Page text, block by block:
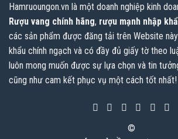
Hamruoungon.vn là một doanh nghiệp kinh
Rượu vang chính hãng, rượu mạnh nhập
các sản phẩm được đăng tải trên Website
khẩu chính ngạch và có đầy đủ giấy tờ theo
luôn mong muốn được sự lựa chọn và tin
cũng như cam kết phục vụ một cách tốt nhất!
©